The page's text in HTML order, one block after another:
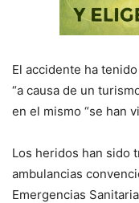
El accidente ha
“a causa de un
en el mismo “se han
Los heridos han sido
ambulancias
Emergencias